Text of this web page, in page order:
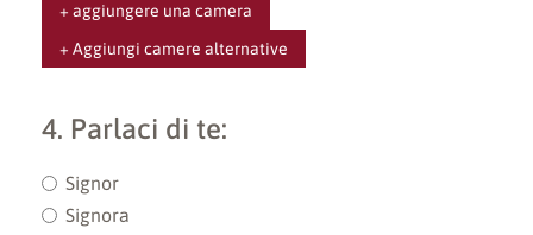
+ aggiungere una camera
+ Aggiungi camere alternative
4. Parlaci di te:
Signor
Signora